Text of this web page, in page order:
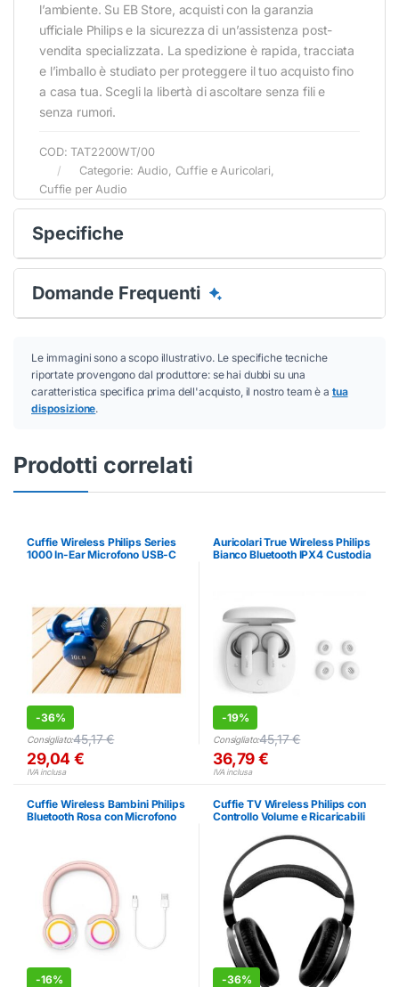
l’ambiente. Su EB Store, acquisti con la garanzia
ufficiale Philips e la sicurezza di un’assistenza post-
vendita specializzata. La spedizione è rapida, tracciata
e l’imballo è studiato per proteggere il tuo acquisto fino
a casa tua. Scegli la libertà di ascoltare senza fili e
senza rumori.
COD:TAT2200WT/00
Categorie: Audio Cuffie e Auricolari
Cuffie per Audio
Specifiche
Domande Frequenti
Le immagini sono a scopo illustrativo. Le specifiche tecniche
riportate provengono dal produttore: se hai dubbi su una
caratteristica specifica prima dell'acquisto, il nostro team è a tua
disposizione.
Prodotti correlati
Cuffie Wireless Philips Series
1000 In-Ear Microfono USB-C
-36%
Consigliato:45,17€
29,04€
IVA inclusa
Auricolari True Wireless Philips
Bianco Bluetooth IPX4 Custodia
-19%
Consigliato:45,17€
36,79€
IVA inclusa
Cuffie Wireless Bambini Philips
Bluetooth Rosa con Microfono
-16%
Cuffie TV Wireless Philips con
Controllo Volume e Ricaricabili
-36%